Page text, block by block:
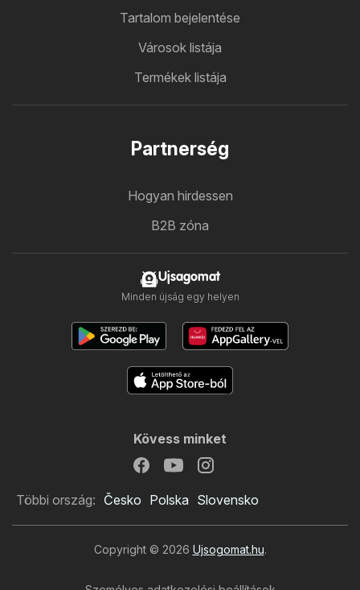
Tartalom bejelentése
Városok listája
Termékek listája
Partnerség
Hogyan hirdessen
B2B zóna
Ujsagomat
Minden újság egy helyen
Kövess minket
Többi ország: Česko Polska Slovensko
Copyright © 2026 Ujsogomat.hu.